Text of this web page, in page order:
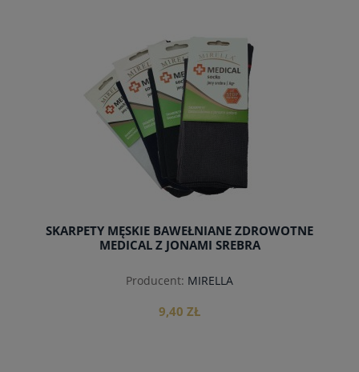
SKARPETY MĘSKIE BAWEŁNIANE ZDROWOTNE
MEDICAL Z JONAMI SREBRA
Producent: MIRELLA
9,40 ZŁ